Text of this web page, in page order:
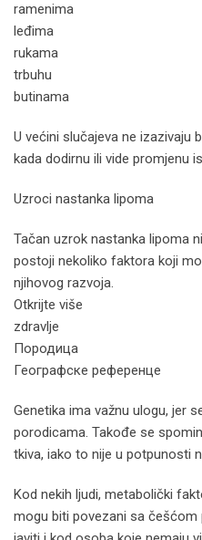
ramenima
leđima
rukama
trbuhu
butinama
U većini slučajeva ne izazivaju
kada dodirnu ili vide promjenu
Uzroci nastanka lipoma
Tačan uzrok nastanka lipoma
postoji nekoliko faktora koji
njihovog razvoja.
Otkrijte više
zdravlje
Породица
Географске референце
Genetika ima važnu ulogu, jer
porodicama. Takođe se
tkiva, iako to nije u potpunosti
Kod nekih ljudi, metabolički
mogu biti povezani sa